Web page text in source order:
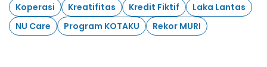
Koperasi
Kreatifitas Kredit Fiktif
Laka Lantas
NU Care
Program KOTAKU Rekor MURI